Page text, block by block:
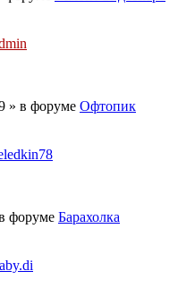
» в форуме Офтопик
форуме Барахолка